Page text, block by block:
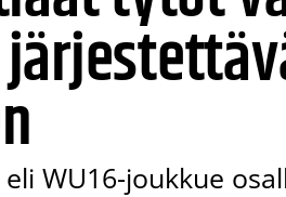
WU16-joukkue